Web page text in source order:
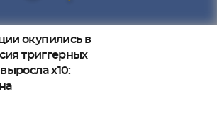
окупились в
триггерных
х10: